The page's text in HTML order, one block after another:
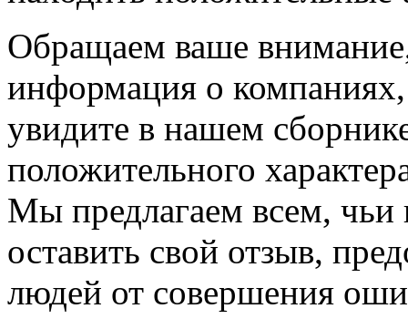
Обращаем ваше
информация о
увидите в нашем
положительного
Мы предлагаем всем,
оставить свой отзыв,
людей от совершения